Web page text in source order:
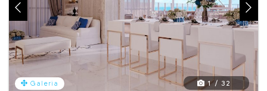
Galeria 1 / 32